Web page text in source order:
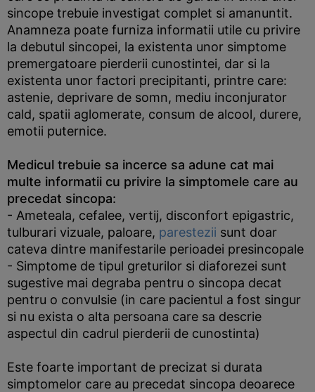
sincope trebuie investigat complet si amanuntit.
Anamneza poate furniza informatii utile cu privire
la debutul sincopei, la existenta unor simptome
premergatoare pierderii cunostintei, dar si la
existenta unor factori precipitanti, printre care:
astenie, deprivare de somn, mediu inconjurator
cald, spatii aglomerate, consum de alcool, durere,
emotii puternice.
Medicul trebuie sa incerce sa adune cat mai
multe informatii cu privire la simptomele care au
precedat sincopa:
- Ameteala, cefalee, vertij, disconfort epigastric,
tulburari vizuale, paloare, parestezii sunt doar
cateva dintre manifestarile perioadei presincopale
- Simptome de tipul greturilor si diaforezei sunt
sugestive mai degraba pentru o sincopa decat
pentru o convulsie (in care pacientul a fost singur
si nu exista o alta persoana care sa descrie
aspectul din cadrul pierderii de cunostinta)
Este foarte important de precizat si durata
simptomelor care au precedat sincopa deoarece